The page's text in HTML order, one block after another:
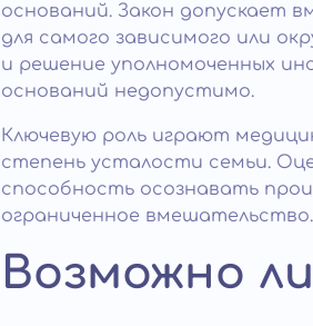
оснований. Закон допускает
для самого зависимого или
и решение уполномоченных
оснований недопустимо.
Ключевую роль играют
степень усталости семьи.
способность осознавать
ограниченное
Возможно